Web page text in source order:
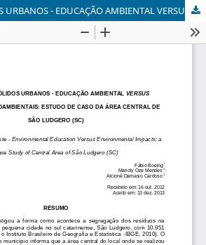
RESÍDUOS SÓLIDOS URBANOS - EDUCAÇÃO AMBIENTAL VERSUS IMPACTOS SOCIOAMBIENTAIS: ESTUDO DE CASO DA ÁREA CENTRAL DE SÃO LUDGERO (SC)